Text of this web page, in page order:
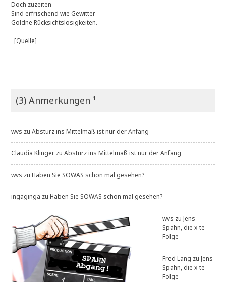
Doch zuzeiten
Sind erfrischend wie Gewitter
Goldne Rücksichtslosigkeiten.
[Quelle]
(3) Anmerkungen ¹
wvs zuAbsturz ins Mittelmaß ist nur der Anfang
Claudia Klinger zuAbsturz ins Mittelmaß ist nur der Anfang
wvs zuHaben Sie SOWAS schon mal gesehen?
ingaginga zuHaben Sie SOWAS schon mal gesehen?
wvs zuJens
Spahn, die x-te
Folge
Fred Lang zuJens
Spahn, die x-te
Folge